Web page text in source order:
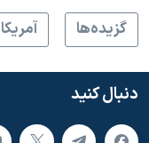
گزيده‌ها
آمريکا
دنبال کنید